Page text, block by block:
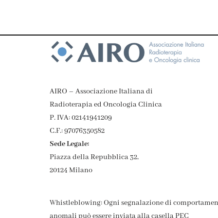
AIRO – Associazione Italiana di
Radioterapia ed Oncologia Clinica
P. IVA: 02141941209
C.F.: 97076350582
Sede Legale:
Piazza della Repubblica 32,
20124 Milano
Whistleblowing: Ogni segnalazione di
anomali può essere inviata alla casella PEC